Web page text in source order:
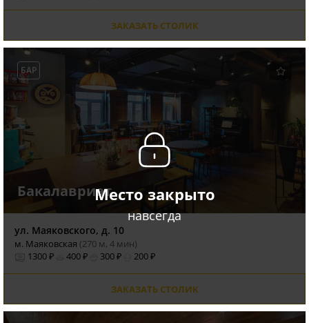
ЗАКАЗАТЬ СТОЛИК
Место закрыто
навсегда
БАР
Бакалавриат
ул. Маяковского, д. 10
м. Маяковская (270 м, 4 мин)
1300 ₽
400 ₽ 300 ₽ 200 ₽
ЗАКАЗАТЬ СТОЛИК